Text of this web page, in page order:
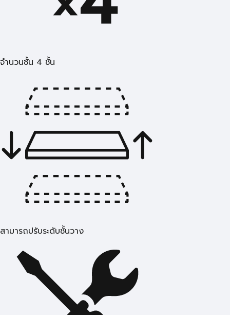
จำนวนชั้น 4 ชั้น
สามารถปรับระดับชั้นวาง